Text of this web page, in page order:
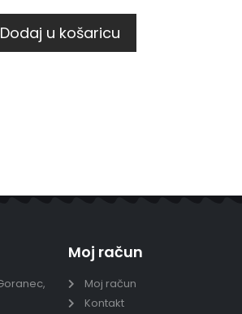
Dodaj u košaricu
Moj račun
Moj račun
Kontakt